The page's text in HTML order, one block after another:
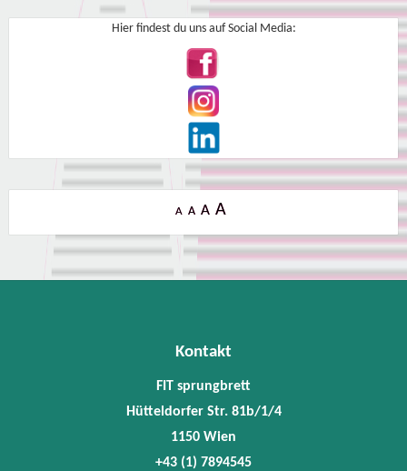
Hier findest du uns auf Social Media:
A A A A
Kontakt
FIT sprungbrett
Hütteldorfer Str. 81b/1/4
1150 Wien
+43 (1) 7894545